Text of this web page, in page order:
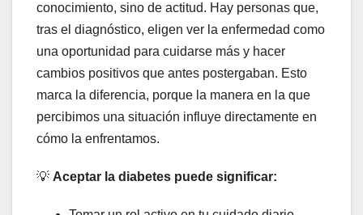
conocimiento, sino de actitud. Hay personas que,
tras el diagnóstico, eligen ver la enfermedad como
una oportunidad para cuidarse más y hacer
cambios positivos que antes postergaban. Esto
marca la diferencia, porque la manera en la que
percibimos una situación influye directamente en
cómo la enfrentamos.
💡 Aceptar la diabetes puede significar: